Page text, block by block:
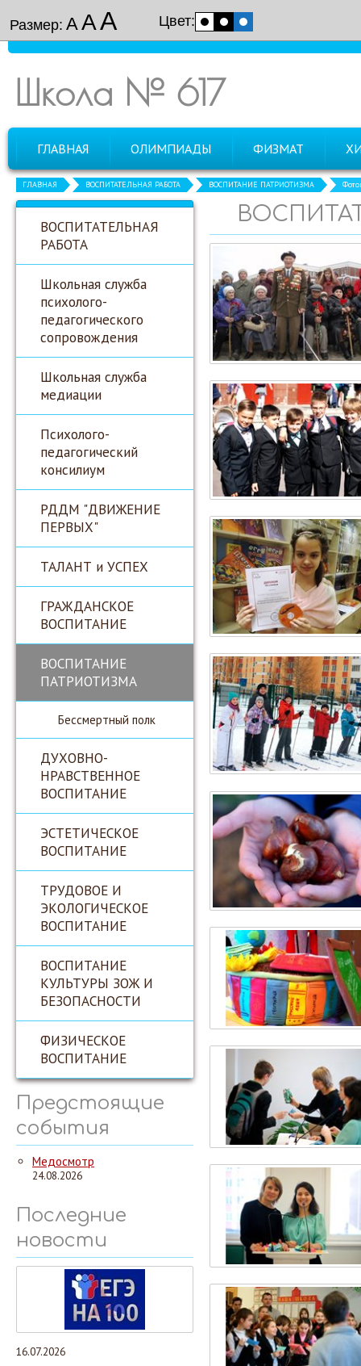
Размер: ААА Цвет:
Школа № 617
ГЛАВНАЯ ОЛИМПИАДЫ ФИЗМАТ
ГЛАВНАЯ ВОСПИТАТЕЛЬНАЯ РАБОТА ВОСПИТАНИЕ ПАТРИОТИЗМА
ВОСПИТАТЕЛЬНАЯ
РАБОТА
Школьная служба
психолого-
педагогического
сопровождения
Школьная служба
медиации
Психолого-
педагогический
консилиум
РДДМ "ДВИЖЕНИЕ
ПЕРВЫХ"
ТАЛАНТ и УСПЕХ
ГРАЖДАНСКОЕ
ВОСПИТАНИЕ
ВОСПИТАНИЕ
ПАТРИОТИЗМА
Бессмертный полк
ДУХОВНО-
НРАВСТВЕННОЕ
ВОСПИТАНИЕ
ЭСТЕТИЧЕСКОЕ
ВОСПИТАНИЕ
ТРУДОВОЕ И
ЭКОЛОГИЧЕСКОЕ
ВОСПИТАНИЕ
ВОСПИТАНИЕ
КУЛЬТУРЫ ЗОЖ И
БЕЗОПАСНОСТИ
ФИЗИЧЕСКОЕ
ВОСПИТАНИЕ
Предстоящие
события
Медосмотр
24.08.2026
Последние
новости
16.07.2026